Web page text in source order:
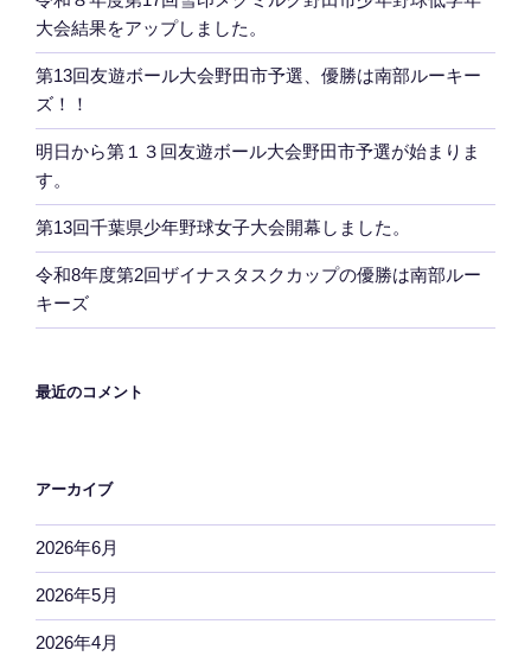
大会結果をアップしました。
第13回友遊ボール大会野田市予選、優勝は南部ルーキー
ズ！！
明日から第１３回友遊ボール大会野田市予選が始まりま
す。
第13回千葉県少年野球女子大会開幕しました。
令和8年度第2回ザイナスタスクカップの優勝は南部ルー
キーズ
最近のコメント
アーカイブ
2026年6月
2026年5月
2026年4月